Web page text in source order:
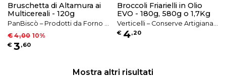
Bruschetta di Altamura ai
Multicereali - 120g
PanBiscò – Prodotti da Forno e
Specialità Pugliesi
€ 4,00 10%
€ 3 ,60
Broccoli Friarielli in Olio
EVO - 180g, 580g o 1,7Kg
Verticelli – Conserve Artigianali
e Sottoli in Olio EVO
€ 4,20
Mostra altri risultati